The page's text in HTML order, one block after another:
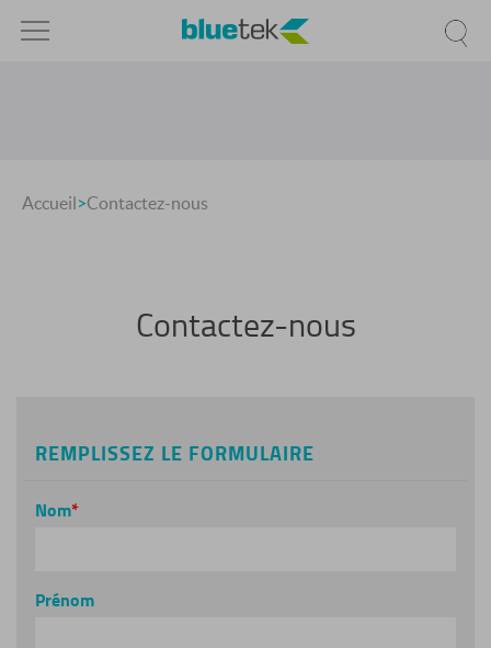
Accueil>Contactez-nous
Contactez-nous
REMPLISSEZ LE FORMULAIRE
Nom
Prénom